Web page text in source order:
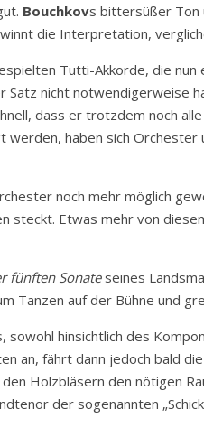
Bouchkovs bittersüßer Ton
die Interpretation,
Tutti-Akkorde, die nun
nicht notwendigerweise
dass er trotzdem noch
haben sich
noch mehr möglich
steckt. Etwas mehr von
fünften Sonateseines
Tanzen auf der Bühne und
hinsichtlich des
an, fährt dann jedoch bald
Holzbläsern den nötigen
der sogenannten